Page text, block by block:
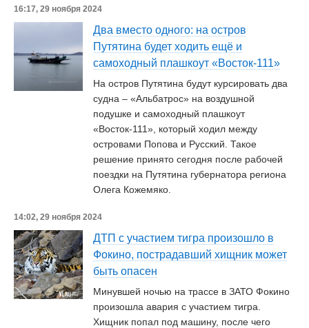
16:17, 29 ноября 2024
Два вместо одного: на остров
Путятина будет ходить ещё и
самоходный плашкоут «Восток-111»
На остров Путятина будут курсировать два
судна – «Альбатрос» на воздушной
подушке и самоходный плашкоут
«Восток-111», который ходил между
островами Попова и Русский. Такое
решение принято сегодня после рабочей
поездки на Путятина губернатора региона
Олега Кожемяко.
14:02, 29 ноября 2024
ДТП с участием тигра произошло в
Фокино, пострадавший хищник может
быть опасен
Минувшей ночью на трассе в ЗАТО Фокино
произошла авария с участием тигра.
Хищник попал под машину, после чего